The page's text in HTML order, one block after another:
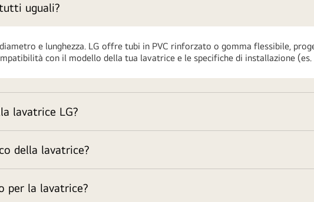
uguali?
e lunghezza. LG offre tubi in PVC rinforzato o gomma flessibile,
con il modello della tua lavatrice e le specifiche di installazione
lavatrice LG?
della lavatrice?
per la lavatrice?